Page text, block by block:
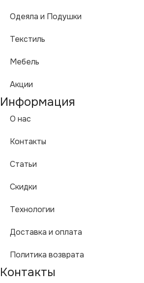
Одеяла и Подушки
Текстиль
Мебель
Акции
Информация
О нас
Контакты
Статьи
Скидки
Технологии
Доставка и оплата
Политика возврата
Контакты